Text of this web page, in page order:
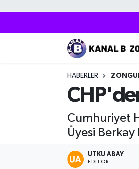
HABERLER
Cumhuriyet
Üyesi Berkay
UTKU ABAY
EDITÖR
Zonguldak Nöbetçi
Zonguldak Trafik Yoğunluk
Puan Durumu ve Fikstür
Tüm Manşetler
Son Dakika Haberleri